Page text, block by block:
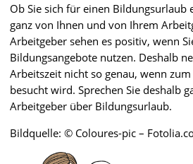
Ob Sie sich für einen Bildungsurlaub
ganz von Ihnen und von Ihrem
Arbeitgeber sehen es positiv, wenn
Bildungsangebote nutzen. Deshalb
Arbeitszeit nicht so genau, wenn
besucht wird. Sprechen Sie deshalb
Arbeitgeber über Bildungsurlaub.
Bildquelle: © Coloures-pic –